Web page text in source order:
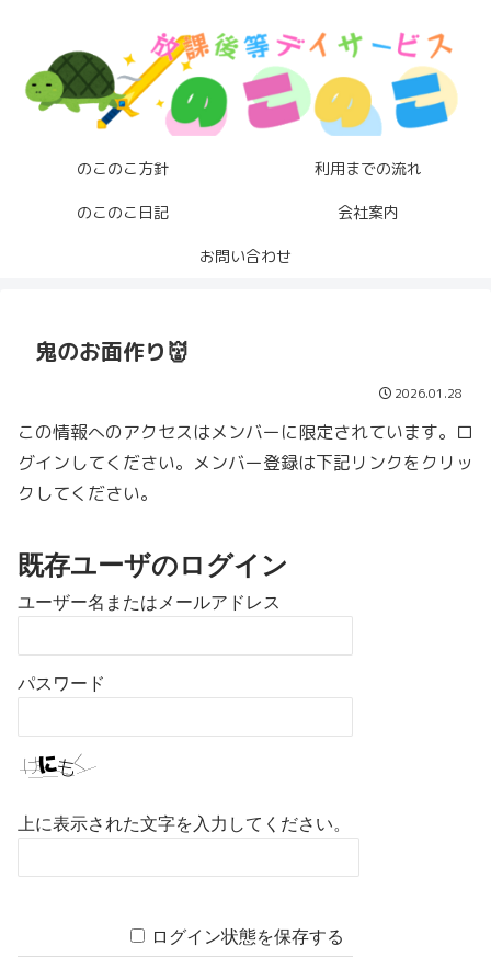
のこのこ方針 利用までの流れ
のこのこ日記 会社案内
お問い合わせ
鬼のお面作り👹
2026.01.28
この情報へのアクセスはメンバーに限定されています。ロ
グインしてください。メンバー登録は下記リンクをクリッ
クしてください。
既存ユーザのログイン
ユーザー名またはメールアドレス
パスワード
上に表示された文字を入力してください。
ログイン状態を保存する